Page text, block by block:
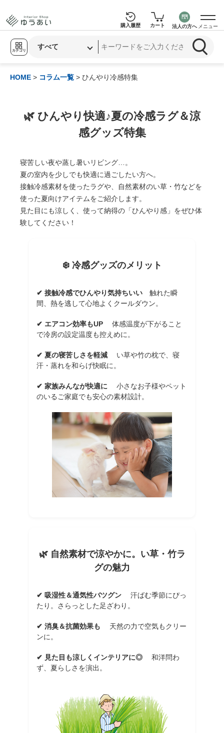
カテゴリ
購入履歴 カート 法人の方へ メニュー
HOME > コラム一覧 > ひんやり冷感特集
🌿 ひんやり快適♪夏の冷感ラグ＆涼
感グッズ特集
寝苦しい夜や蒸し暑いリビング…。
夏の室内を少しでも快適に過ごしたい方へ。
接触冷感素材を使ったラグや、自然素材のい草・竹などを
使った夏向けアイテムをご紹介します。
見た目にも涼しく、使って納得の「ひんやり感」をぜひ体
験してください！
❄️ 冷感グッズのメリット
✔ 接触冷感でひんやり気持ちいい 触れた瞬
間、熱を逃して心地よくクールダウン。
✔ エアコン効率もUP 体感温度が下がること
で冷房の設定温度も控えめに。
✔ 夏の寝苦しさを軽減 い草や竹の枕で、寝
汗・蒸れを和らげ快眠に。
✔ 家族みんなが快適に 小さなお子様やペット
のいるご家庭でも安心の素材設計。
🌿 自然素材で涼やかに。い草・竹ラ
グの魅力
✔ 吸湿性＆通気性バツグン 汗ばむ季節にぴっ
たり。さらっとした足ざわり。
✔ 消臭＆抗菌効果も 天然の力で空気もクリー
ンに。
✔ 見た目も涼しくインテリアに◎ 和洋問わ
ず、夏らしさを演出。